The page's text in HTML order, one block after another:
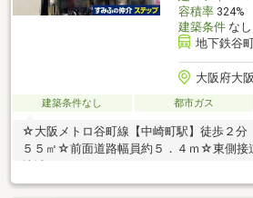
容積率324%
建築条件なし
地下鉄谷
大阪府大
建築条件なし 都市ガス
☆大阪メトロ谷町線【中崎町駅】徒歩２
５５㎡☆前面道路幅員約５．４ｍ☆東側接